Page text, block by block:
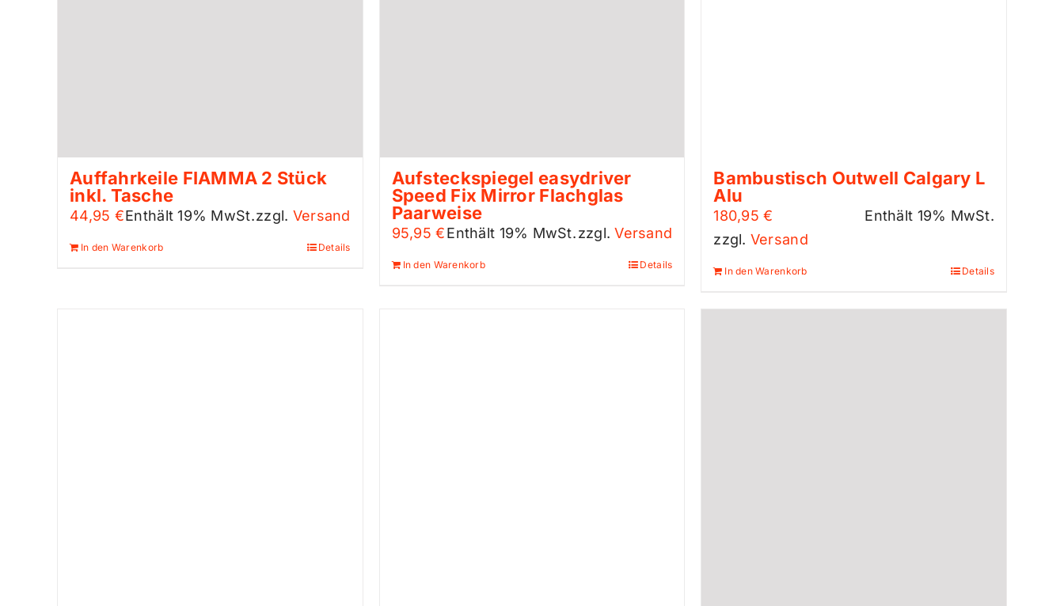
Auffahrkeile FIAMMA 2 Stück
inkl. Tasche
44,95 €Enthält 19% MwSt.zzgl. Versand
In den Warenkorb Details
Aufsteckspiegel easydriver
Speed Fix Mirror Flachglas
Paarweise
95,95€Enthält 19% MwSt.zzgl.Versand
In den Warenkorb Details
Bambustisch Outwell Calgary L
Alu
180,95€
Enthält 19% MwSt.
zzgl. Versand
In den Warenkorb Details